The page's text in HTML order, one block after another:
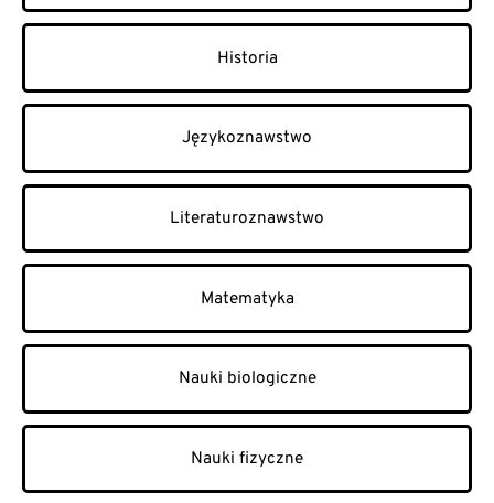
Historia
Językoznawstwo
Literaturoznawstwo
Matematyka
Nauki biologiczne
Nauki fizyczne